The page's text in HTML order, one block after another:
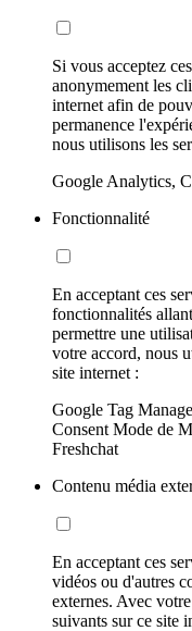
Si vous acceptez
anonymement les
internet afin de
permanence
nous utilisons les
Google Analytics,
Fonctionnalité
En acceptant ces
fonctionnalités
permettre une
votre accord, nous
site internet :
Google Tag
Consent Mode de
Freshchat
Contenu média
En acceptant ces
vidéos ou d'autres
externes. Avec
suivants sur ce site